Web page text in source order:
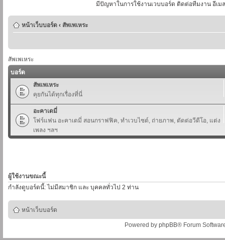
มีปัญหาในการใช้งานเวบบอร์ด ติดต่อทีมงาน อีเม
หน้าเว็บบอร์ด ‹ สัพเพเหระ
สัพเพเหระ
บอร์ด
สัพเพเหระ
คุยกันได้ทุกเรื่องที่นี่
อะคาเดมี่
โฟร์แฟน อะคาเดมี่ สอนกราฟฟิค, ทำเวบไซต์, ถ่ายภาพ, ตัดต่อวีดีโอ, แต่ง
เพลง ฯลฯ
ผู้ใช้งานขณะนี้
กำลังดูบอร์ดนี้: ไม่มีสมาชิก และ บุคคลทั่วไป 2 ท่าน
หน้าเว็บบอร์ด
Powered by phpBB® Forum